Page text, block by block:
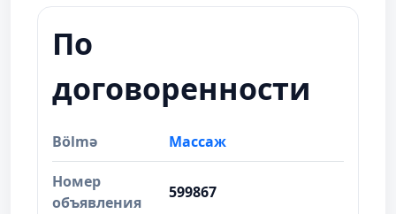
По
договоренности
Bölmə Массаж
Номер
объявления
599867